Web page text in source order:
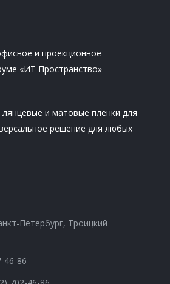
и проекционное
«ИТ Пространство»
и матовые пленки для
решение для любых
Петербург, Троицкий
46-86